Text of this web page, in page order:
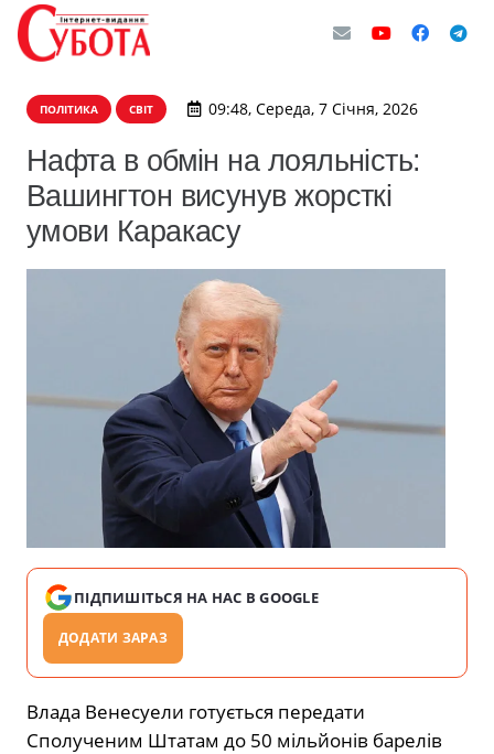
ПОЛІТИКА СВІТ 09:48, Середа, 7 Січня, 2026
Нафта в обмін на лояльність:
Вашингтон висунув жорсткі
умови Каракасу
ПІДПИШІТЬСЯ НА НАС В GOOGLE
ДОДАТИ ЗАРАЗ
Влада Венесуели готується передати
Сполученим Штатам до 50 мільйонів барелів